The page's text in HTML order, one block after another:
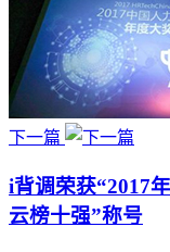
下一篇
i背调荣获“2017
云榜十强”称号